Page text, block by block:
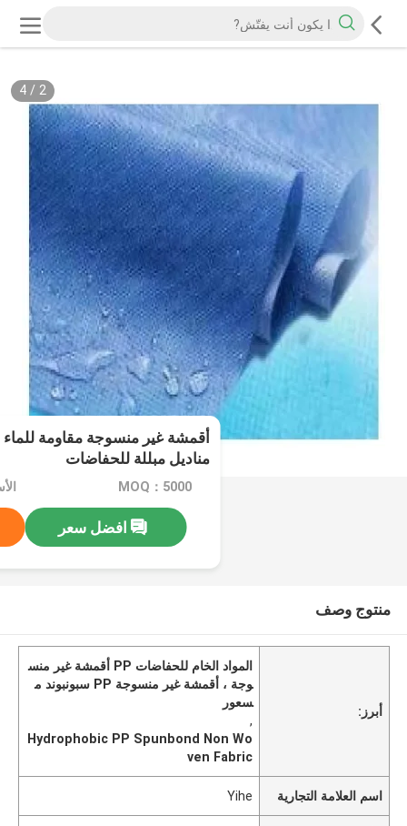
2
/
4
أقمشة غير منسوجة مقاومة للماء
مناديل مبللة للحفاضات
MOQ：5000
افضل سعر
منتوج وصف
أبرز:
المواد الخام للحفاضات PP أقمشة غير منس
وجة ، أقمشة غير منسوجة PP سبونبوند م
سعور
,
Hydrophobic PP Spunbond Non Wo
ven Fabric
اسم العلامة التجارية Yihe